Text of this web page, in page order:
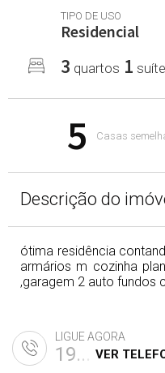
TIPO DE USO
Residencial
3 quartos 1
5 Casas
Descrição do
ótima residência
armários m cozinha
,garagem 2 auto fundos
LIGUE AGORA
19... VER